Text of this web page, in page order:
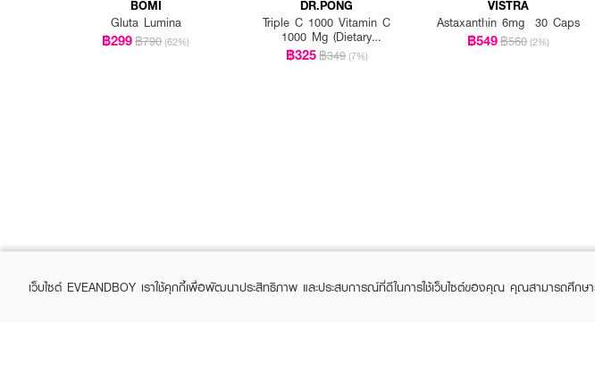
BOMI
Gluta Lumina
฿299฿790 (62%)
DR.PONG
Triple C 1000 Vitamin C
1000 Mg (Dietary
Supplement Product)
฿325฿349 (7%)
VISTRA
Astaxanthin 6mg 30 Caps
฿549฿560 (2%)
เว็บไซต์ EVEANDBOY เราใช้คุกกี้เพื่อพัฒนาประสิทธิภาพ และประสบการณ์ที่ดีในการใช้เว็บไซต์ของคุณ คุณสามารถศึกษา